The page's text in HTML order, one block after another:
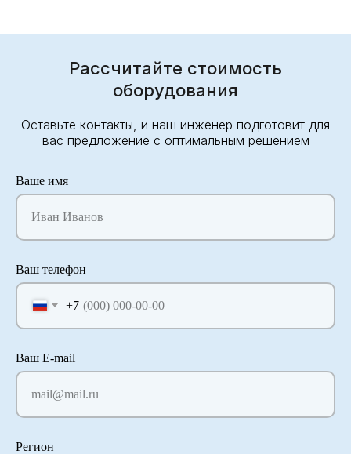
Рассчитайте стоимость
оборудования
Оставьте контакты, и наш инженер подготовит для
вас предложение с оптимальным решением
Ваше имя
Иван Иванов
Ваш телефон
+7
Ваш E-mail
mail@mail.ru
Регион